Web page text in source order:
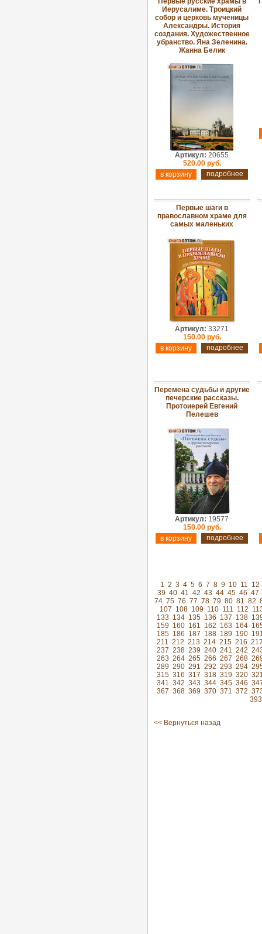
Иерусалиме. Троицкий
собор и церковь мученицы
Александры. История
создания. Художественное
убранство. Яна Зеленина.
Жанна Белик
Артикул: 20655
520.00 руб.
подробнее
Первые шаги в
православном храме для
самых маленьких
Артикул: 33271
150.00 руб.
подробнее
Перемена судьбы и другие
печерские рассказы.
Протоиерей Евгений
Пелешев
Артикул: 19577
150.00 руб.
подробнее
1 2 3 4 5 6 7 8 9 10 11 12
39 40 41 42 43 44 45 46 47
74 75 76 77 78 79 80 81 82
107 108 109 110 111 112
133 134 135 136 137 138
159 160 161 162 163 164
185 186 187 188 189 190
211 212 213 214 215 216
237 238 239 240 241 242
263 264 265 266 267 268
289 290 291 292 293 294
315 316 317 318 319 320
341 342 343 344 345 346
367 368 369 370 371 372
393
<< Вернуться назад